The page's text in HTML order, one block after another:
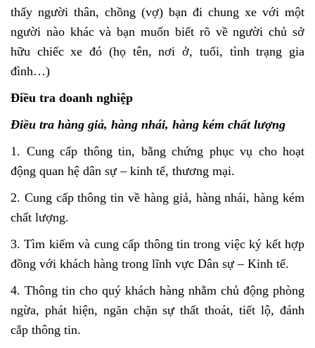
thấy người thân, chồng (vợ) bạn đi chung xe với một
người nào khác và bạn muốn biết rõ về người chủ sở
hữu chiếc xe đó (họ tên, nơi ở, tuổi, tình trạng gia
đình…)
Điều tra doanh nghiệp
Điều tra hàng giả, hàng nhái, hàng kém chất lượng
1. Cung cấp thông tin, bằng chứng phục vụ cho hoạt
động quan hệ dân sự – kinh tế, thương mại.
2. Cung cấp thông tin về hàng giả, hàng nhái, hàng kém
chất lượng.
3. Tìm kiếm và cung cấp thông tin trong việc ký kết hợp
đồng với khách hàng trong lĩnh vực Dân sự – Kinh tế.
4. Thông tin cho quý khách hàng nhằm chủ động phòng
ngừa, phát hiện, ngăn chặn sự thất thoát, tiết lộ, đánh
cắp thông tin.